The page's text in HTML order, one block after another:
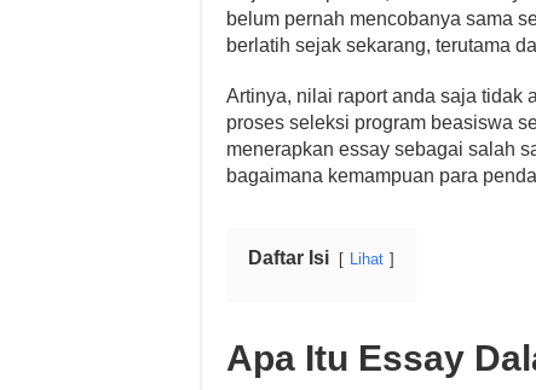
belum pernah mencobanya sama
berlatih sejak sekarang, terutama
Artinya, nilai raport anda saja tidak
proses seleksi program beasiswa
menerapkan essay sebagai salah
bagaimana kemampuan para
Daftar Isi Lihat
Apa Itu Essay